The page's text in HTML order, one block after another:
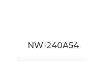
NW-240A54